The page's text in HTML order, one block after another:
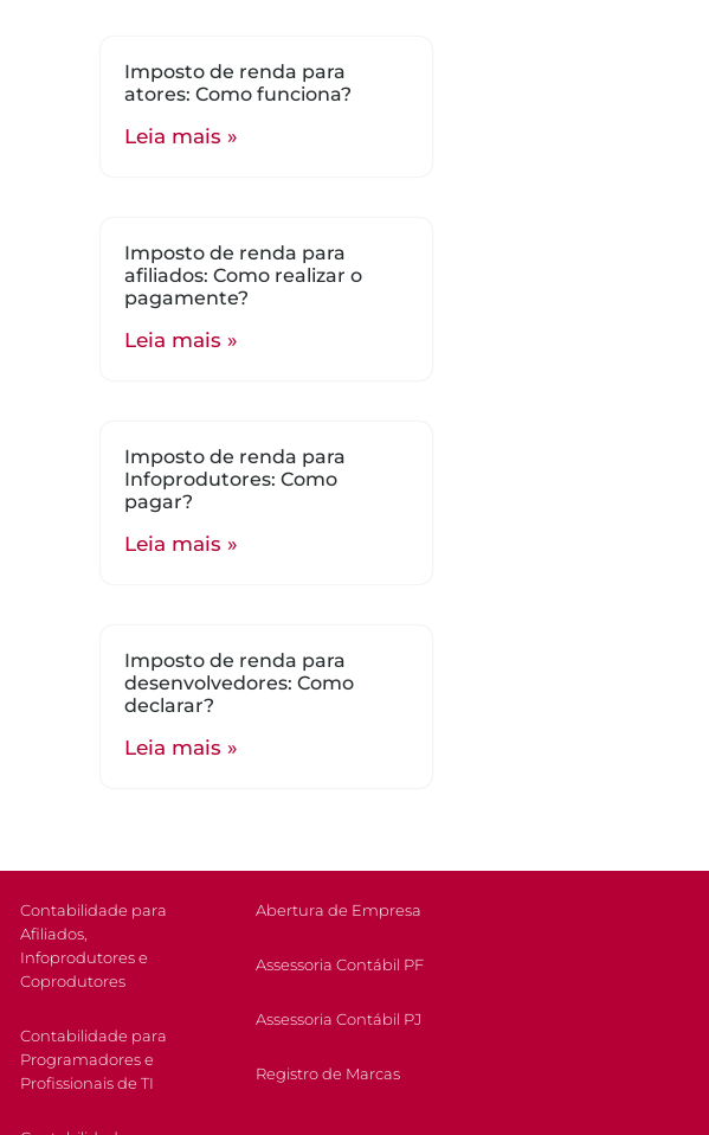
Imposto de renda para
atores: Como funciona?
Leia mais »
Imposto de renda para
afiliados: Como realizar o
pagamente?
Leia mais »
Imposto de renda para
Infoprodutores: Como
pagar?
Leia mais »
Imposto de renda para
desenvolvedores: Como
declarar?
Leia mais »
Contabilidade para
Afiliados,
Infoprodutores e
Coprodutores
Contabilidade para
Programadores e
Profissionais de TI
Abertura de Empresa
Assessoria Contábil PF
Assessoria Contábil PJ
Registro de Marcas